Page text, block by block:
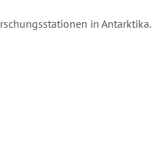
in Antarktika.